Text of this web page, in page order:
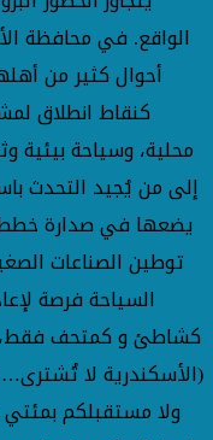
الواقع. في محافظة
أحوال كثير من
كنقاط انطلاق
محلية، وسياحة بيئية
إلى من يُجيد التحدث
يضعها في صدارة
توطين الصناعات
السياحة فرصة
كشاطئ و كمتحف فقط،
(الأسكندرية لا
ولا مستقبلكم